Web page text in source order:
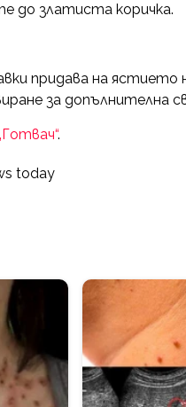
до златиста коричка.
придава на
за допълнителна
.
today